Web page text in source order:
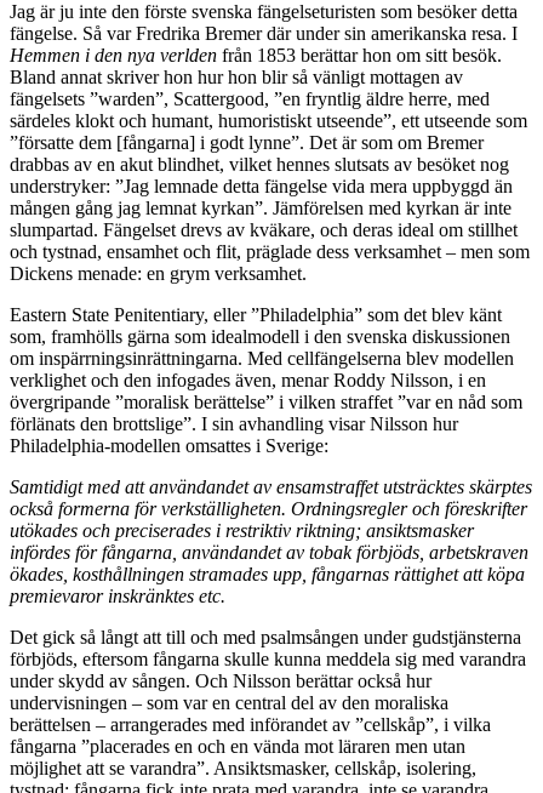
Jag är ju inte den förste svenska fängelseturisten som besöker detta
fängelse. Så var Fredrika Bremer där under sin amerikanska resa. I
Hemmen i den nya verlden från 1853 berättar hon om sitt besök.
Bland annat skriver hon hur hon blir så vänligt mottagen av
fängelsets ”warden”, Scattergood, ”en fryntlig äldre herre, med
särdeles klokt och humant, humoristiskt utseende”, ett utseende som
”försatte dem [fångarna] i godt lynne”. Det är som om Bremer
drabbas av en akut blindhet, vilket hennes slutsats av besöket nog
understryker: ”Jag lemnade detta fängelse vida mera uppbyggd än
mången gång jag lemnat kyrkan”. Jämförelsen med kyrkan är inte
slumpartad. Fängelset drevs av kväkare, och deras ideal om stillhet
och tystnad, ensamhet och flit, präglade dess verksamhet – men som
Dickens menade: en grym verksamhet.
Eastern State Penitentiary, eller ”Philadelphia” som det blev känt
som, framhölls gärna som idealmodell i den svenska diskussionen
om inspärrningsinrättningarna. Med cellfängelserna blev modellen
verklighet och den infogades även, menar Roddy Nilsson, i en
övergripande ”moralisk berättelse” i vilken straffet ”var en nåd som
förlänats den brottslige”. I sin avhandling visar Nilsson hur
Philadelphia-modellen omsattes i Sverige:
Samtidigt med att användandet av ensamstraffet utsträcktes skärptes
också formerna för verkställigheten. Ordningsregler och föreskrifter
utökades och preciserades i restriktiv riktning; ansiktsmasker
infördes för fångarna, användandet av tobak förbjöds, arbetskraven
ökades, kosthållningen stramades upp, fångarnas rättighet att köpa
premievaror inskränktes etc.
Det gick så långt att till och med psalmsången under gudstjänsterna
förbjöds, eftersom fångarna skulle kunna meddela sig med varandra
under skydd av sången. Och Nilsson berättar också hur
undervisningen – som var en central del av den moraliska
berättelsen – arrangerades med införandet av ”cellskåp”, i vilka
fångarna ”placerades en och en vända mot läraren men utan
möjlighet att se varandra”. Ansiktsmasker, cellskåp, isolering,